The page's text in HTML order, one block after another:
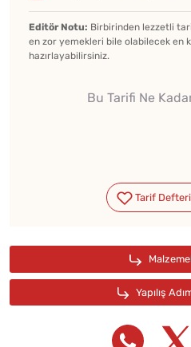
Editör Notu: Birbirinden lezzetli
en zor yemekleri bile olabilecek en
hazırlayabilirsiniz.
Bu Tarifi Ne